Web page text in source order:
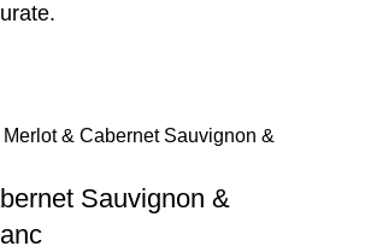
Sauvignon &